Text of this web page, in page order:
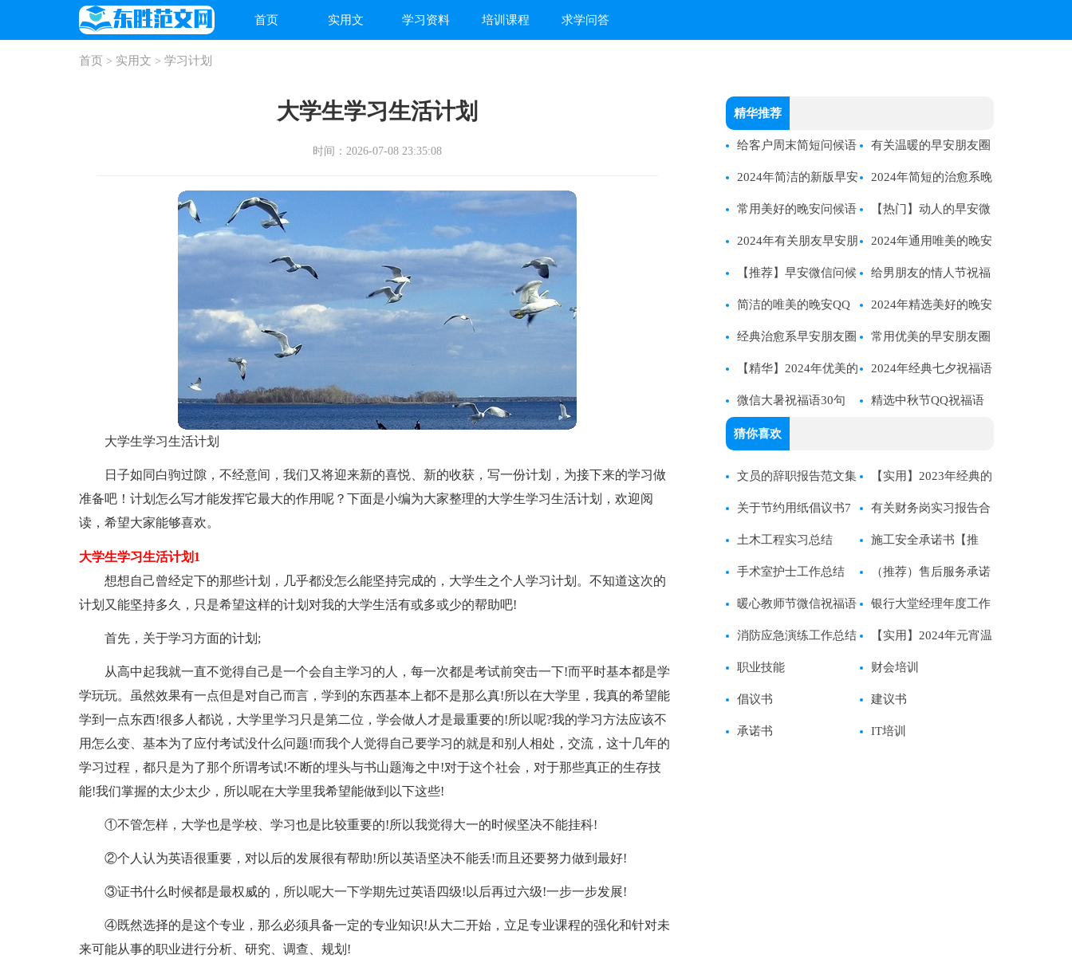
首页 实用文 学习资料 培训课程 求学问答
首页 > 实用文 > 学习计划
大学生学习生活计划
时间：2026-07-08 23:35:08
大学生学习生活计划
日子如同白驹过隙，不经意间，我们又将迎来新的喜悦、新的收获，写一份计划，为接下来的学习做
准备吧！计划怎么写才能发挥它最大的作用呢？下面是小编为大家整理的大学生学习生活计划，欢迎阅
读，希望大家能够喜欢。
大学生学习生活计划1
想想自己曾经定下的那些计划，几乎都没怎么能坚持完成的，大学生之个人学习计划。不知道这次的
计划又能坚持多久，只是希望这样的计划对我的大学生活有或多或少的帮助吧!
首先，关于学习方面的计划;
从高中起我就一直不觉得自己是一个会自主学习的人，每一次都是考试前突击一下!而平时基本都是学
学玩玩。虽然效果有一点但是对自己而言，学到的东西基本上都不是那么真!所以在大学里，我真的希望能
学到一点东西!很多人都说，大学里学习只是第二位，学会做人才是最重要的!所以呢?我的学习方法应该不
用怎么变、基本为了应付考试没什么问题!而我个人觉得自己要学习的就是和别人相处，交流，这十几年的
学习过程，都只是为了那个所谓考试!不断的埋头与书山题海之中!对于这个社会，对于那些真正的生存技
能!我们掌握的太少太少，所以呢在大学里我希望能做到以下这些!
①不管怎样，大学也是学校、学习也是比较重要的!所以我觉得大一的时候坚决不能挂科!
②个人认为英语很重要，对以后的发展很有帮助!所以英语坚决不能丢!而且还要努力做到最好!
③证书什么时候都是最权威的，所以呢大一下学期先过英语四级!以后再过六级!一步一步发展!
④既然选择的是这个专业，那么必须具备一定的专业知识!从大二开始，立足专业课程的强化和针对未
来可能从事的职业进行分析、研究、调查、规划!
精华推荐
给客户周末简短问候语 有关温暖的早安朋友圈
问候语汇编37条
2024年简洁的新版早安
问候语语录18句
2024年简短的治愈系晚
安问候语语录摘录35条
常用美好的晚安问候语
语录大合集60句
【热门】动人的早安微
信问候语20句
2024年有关朋友早安朋
友圈问候语集锦48条
2024年通用唯美的晚安
问候语短信合集30句
【推荐】早安微信问候
语大合集53条
给男朋友的情人节祝福
语
简洁的唯美的晚安QQ
问候语锦集54句
2024年精选美好的晚安
朋友圈问候语汇总77条
经典治愈系早安朋友圈
问候语合集48条
常用优美的早安朋友圈
问候语30条
【精华】2024年优美的
早安问候语语录汇编55条
2024年经典七夕祝福语
集合60条
微信大暑祝福语30句 精选中秋节QQ祝福语
猜你喜欢
文员的辞职报告范文集
合5篇
【实用】2023年经典的
生活语录48条
关于节约用纸倡议书7
篇
有关财务岗实习报告合
集十篇
土木工程实习总结 施工安全承诺书【推
荐】
手术室护士工作总结
(14篇)
（推荐）售后服务承诺
书
暖心教师节微信祝福语 银行大堂经理年度工作
总结
消防应急演练工作总结 【实用】2024年元宵温
馨祝福语40条
职业技能 财会培训
倡议书 建议书
承诺书 IT培训